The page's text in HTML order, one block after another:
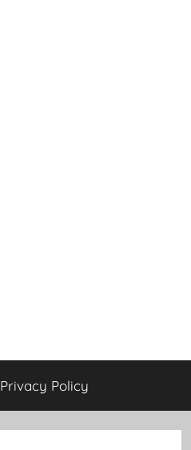
Privacy Policy